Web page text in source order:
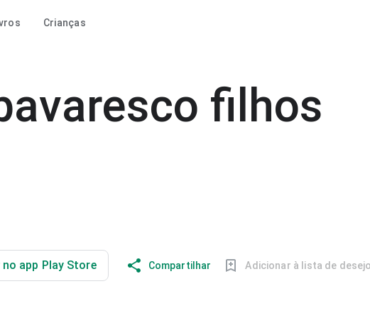
Crianças
filhos
app Play Store Compartilhar Adicionar à lista de